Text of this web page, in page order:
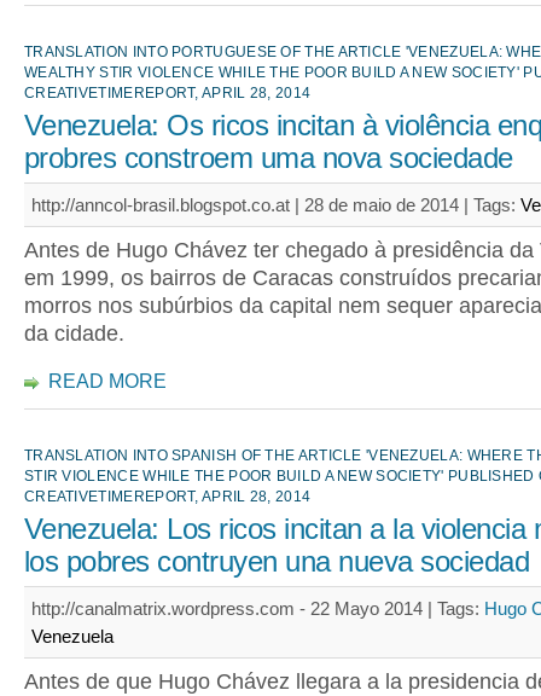
TRANSLATION INTO PORTUGUESE OF THE ARTICLE 'VENEZUELA:
WEALTHY STIR VIOLENCE WHILE THE POOR BUILD A NEW SOCIETY'
CREATIVETIMEREPORT, APRIL 28, 2014
Venezuela: Os ricos incitan à violência
probres constroem uma nova sociedade
http://anncol-brasil.blogspot.co.at | 28 de maio de 2014 | Tags:
Antes de Hugo Chávez ter chegado à presidência da
em 1999, os bairros de Caracas construídos
morros nos subúrbios da capital nem sequer
da cidade.
READ MORE
TRANSLATION INTO SPANISH OF THE ARTICLE 'VENEZUELA: WHERE
STIR VIOLENCE WHILE THE POOR BUILD A NEW SOCIETY' PUBLISHED
CREATIVETIMEREPORT, APRIL 28, 2014
Venezuela: Los ricos incitan a la violencia
los pobres contruyen una nueva sociedad
http://canalmatrix.wordpress.com - 22 Mayo 2014 | Tags: Hugo
Venezuela
Antes de que Hugo Chávez llegara a la presidencia